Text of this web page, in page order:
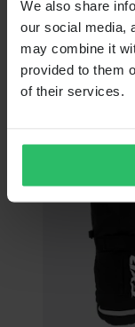
We also share
our social media,
may combine it
provided to them
of their services.
Oorspronkelijk:
Handschoenen